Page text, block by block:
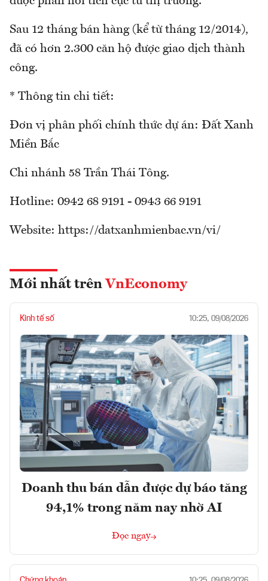
Sau 12 tháng bán hàng (kể từ tháng 12/2014),
đã có hơn 2.300 căn hộ được giao dịch thành
công.
* Thông tin chi tiết:
Đơn vị phân phối chính thức dự án: Đất Xanh
Miền Bắc
Chi nhánh 58 Trần Thái Tông.
Hotline: 0942 68 9191 - 0943 66 9191
Website: https://datxanhmienbac.vn/vi/
Mới nhất trên VnEconomy
Kinh tế số 10:25, 09/08/2026
Doanh thu bán dẫn được dự báo tăng
94,1% trong năm nay nhờ AI
Đọc ngay